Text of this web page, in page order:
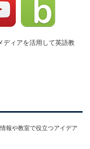
ディアを活用して英語教
報や教室で役立つアイデア